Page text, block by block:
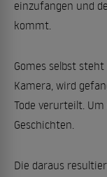
einzufangen und
kommt.
Gomes selbst
Kamera, wird
Tode verurteilt.
Geschichten.
Die daraus